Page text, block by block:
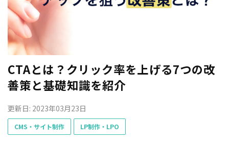
CTAとは？クリック率を上げる7つの改
善策と基礎知識を紹介
更新日: 2023年03月23日
CMS・サイト制作 LP制作・LPO